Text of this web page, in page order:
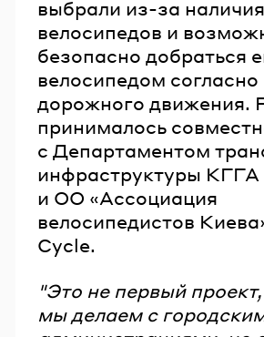
выбрали из-за наличия
велосипедов и
безопасно добраться
велосипедом
дорожного движения.
принималось
с Департаментом
инфраструктуры КГГА
и ОО «Ассоциация
велосипедистов
Cycle.
"Это не первый
мы делаем с